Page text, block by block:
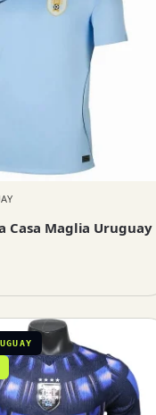
Casa Maglia Uruguay